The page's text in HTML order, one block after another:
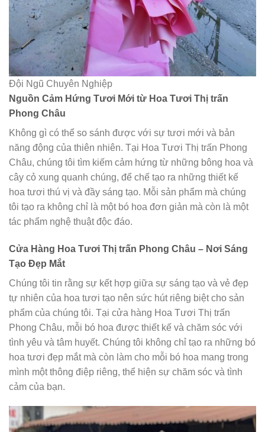
Đội Ngũ Chuyên Nghiệp
Nguồn Cảm Hứng Tươi Mới từ Hoa Tươi Thị trấn
Phong Châu
Không gì có thể so sánh được với sự tươi mới và bản
năng động của thiên nhiên. Tại Hoa Tươi Thị trấn Phong
Châu, chúng tôi tìm kiếm cảm hứng từ những bông hoa và
cây cỏ xung quanh chúng, để chế tạo ra những thiết kế
hoa tươi thú vị và đầy sáng tạo. Mỗi sản phẩm mà chúng
tôi tạo ra không chỉ là một bó hoa đơn giản mà còn là một
tác phẩm nghệ thuật độc đáo.
Cửa Hàng Hoa Tươi Thị trấn Phong Châu – Nơi Sáng
Tạo Đẹp Mắt
Chúng tôi tin rằng sự kết hợp giữa sự sáng tạo và vẻ đẹp
tự nhiên của hoa tươi tạo nên sức hút riêng biệt cho sản
phẩm của chúng tôi. Tại cửa hàng Hoa Tươi Thị trấn
Phong Châu, mỗi bó hoa được thiết kế và chăm sóc với
tình yêu và tâm huyết. Chúng tôi không chỉ tạo ra những bó
hoa tươi đẹp mắt mà còn làm cho mỗi bó hoa mang trong
mình một thông điệp riêng, thể hiện sự chăm sóc và tình
cảm của bạn.